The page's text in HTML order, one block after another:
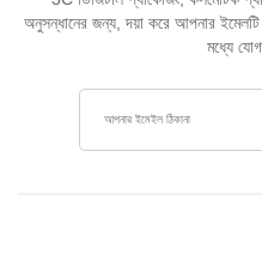
অনুসন্ধানের জন্য, দয়া করে আপনার
মধ্যে